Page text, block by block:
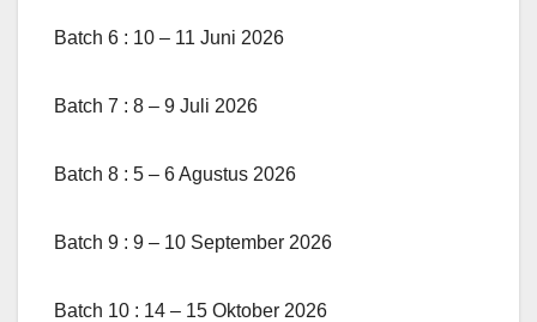
Batch 6 : 10 – 11 Juni 2026
Batch 7 : 8 – 9 Juli 2026
Batch 8 : 5 – 6 Agustus 2026
Batch 9 : 9 – 10 September 2026
Batch 10 : 14 – 15 Oktober 2026